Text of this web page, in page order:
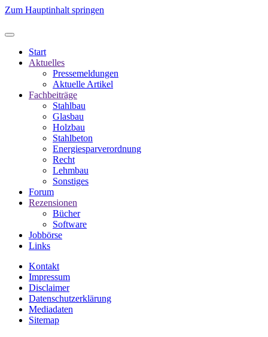
Zum Hauptinhalt springen
Start
Aktuelles
Pressemeldungen
Aktuelle Artikel
Fachbeiträge
Stahlbau
Glasbau
Holzbau
Stahlbeton
Energiesparverordnung
Recht
Lehmbau
Sonstiges
Forum
Rezensionen
Bücher
Software
Jobbörse
Links
Kontakt
Impressum
Disclaimer
Datenschutzerklärung
Mediadaten
Sitemap